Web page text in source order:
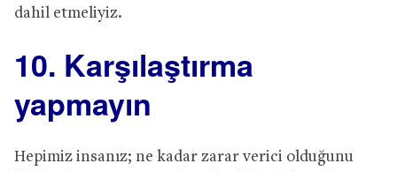
dahil etmeliyiz.
10. Karşılaştırma
yapmayın
Hepimiz insanız; ne kadar zarar verici olduğunu